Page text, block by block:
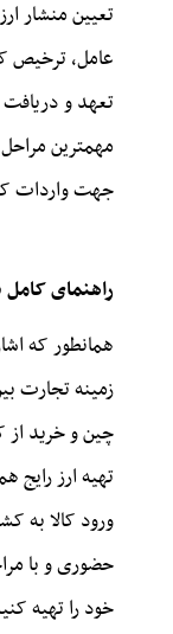
تعیین منشار
عامل،ترخیص
تعهد و
مهمترین
جهت واردات
راهنمای کامل
همانطور که
زمینه تجارت
چینو خرید از
تهیه ارز رایج
ورود کالا به
حضوری و با
خود را تهیه